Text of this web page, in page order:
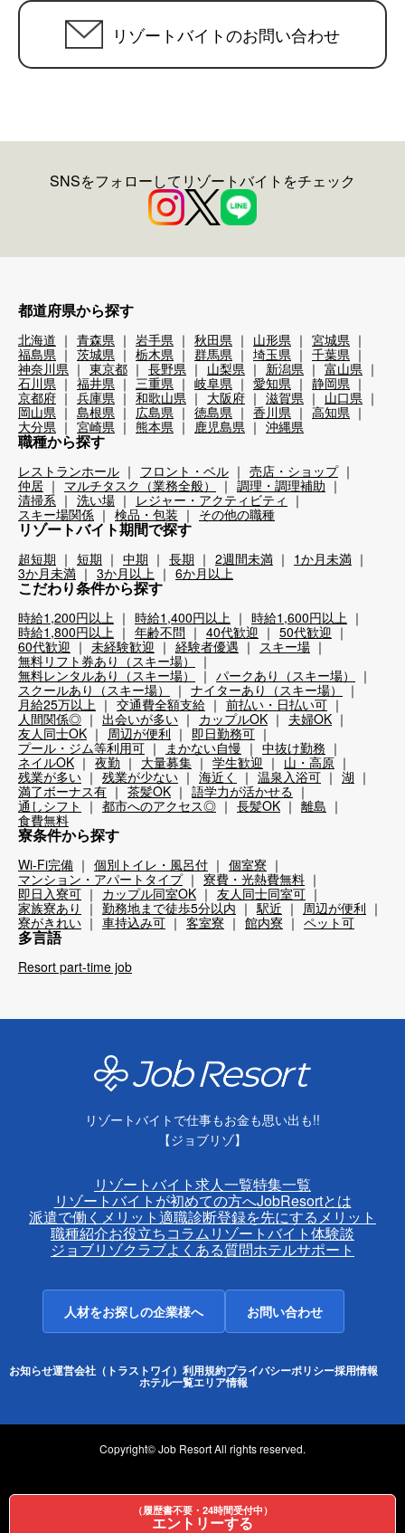
リゾートバイトのお問い合わせ
（履歴書不要・24時間受付中）
エントリーする
SNSをフォローしてリゾートバイトをチェック
都道府県から探す
北海道 青森県 岩手県 秋田県 山形県
宮城県
福島県
茨城県 栃木県 群馬県 埼玉県
千葉県
神奈川県
東京都 長野県 山梨県 新潟県
富山県
石川県
福井県 三重県 岐阜県 愛知県
静岡県
京都府
兵庫県 和歌山県 大阪府 滋賀県
山口県
岡山県
島根県 広島県 徳島県 香川県
高知県
大分県
宮崎県 熊本県 鹿児島県 沖縄県
職種から探す
レストランホール フロント・ベル
売店・ショップ
仲居
マルチタスク（業務全般）
調理・調理補助
清掃系
洗い場
レジャー・アクティビティ
スキー場関係
検品・包装 その他の職種
リゾートバイト期間で探す
超短期 短期 中期 長期 2週間未満
1か月未満
3か月未満
3か月以上 6か月以上
こだわり条件から探す
時給1,200円以上 時給1,400円以上
時給1,600円以上
時給1,800円以上
年齢不問 40代歓迎
50代歓迎
60代歓迎
未経験歓迎 経験者優遇
スキー場
無料リフト券あり（スキー場）
無料レンタルあり（スキー場）
パークあり（スキー場）
スクールあり（スキー場）
ナイターあり（スキー場）
月給25万以上
交通費全額支給
前払い・日払い可
人間関係◎
出会いが多い カップルOK
夫婦OK
友人同士OK
周辺が便利
即日勤務可
プール・ジム等利用可
まかない自慢
中抜け勤務
ネイルOK
夜勤 大量募集 学生歓迎
山・高原
残業が多い
残業が少ない 海近く 温泉入浴可
湖
満了ボーナス有
茶髪OK
語学力が活かせる
通しシフト
都市へのアクセス◎ 長髪OK
離島
食費無料
寮条件から探す
Wi-Fi完備 個別トイレ・風呂付
個室寮
マンション・アパートタイプ
寮費・光熱費無料
即日入寮可
カップル同室OK
友人同士同室可
家族寮あり
勤務地まで徒歩5分以内 駅近
周辺が便利
寮がきれい
車持込み可 客室寮 館内寮 ペット可
多言語
Resort part-time job
リゾートバイトで仕事もお金も思い出も!!
【ジョブリゾ】
リゾートバイト求人一覧特集一覧
リゾートバイトが初めての方へJobResortとは
派遣で働くメリット適職診断登録を先にするメリット
職種紹介お役立ちコラムリゾートバイト体験談
ジョブリゾクラブよくある質問ホテルサポート
人材をお探しの企業様へ お問い合わせ
お知らせ運営会社（トラストワイ） 利用規約プライバシーポリシー採用情報
ホテル一覧エリア情報
Copyright© Job Resort All rights reserved.